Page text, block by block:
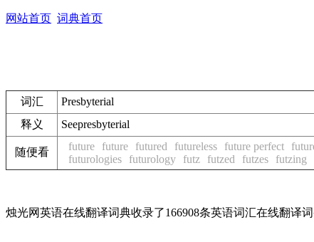
网站首页 词典首页
词汇
Presbyterial
释义
Seepresbyterial
随便看 future future futured futureless future perfect
futurologies
futurology futz futzed futzes futzing
烛光网英语在线翻译词典收录了166908条英语词汇在线翻译